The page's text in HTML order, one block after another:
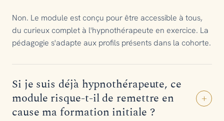
Non. Le module est conçu pour être accessible à tous,
du curieux complet à l'hypnothérapeute en exercice. La
pédagogie s'adapte aux profils présents dans la cohorte.
Si je suis déjà hypnothérapeute, ce
module risque-t-il de remettre en
cause ma formation initiale ?
+